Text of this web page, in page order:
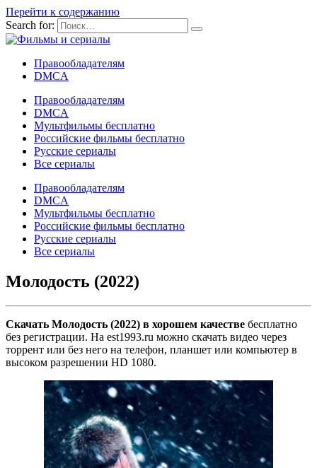
Перейти к содержанию
Search for:
Правообладателям
DMCA
Правообладателям
DMCA
Мультфильмы бесплатно
Российские фильмы бесплатно
Русские сериалы
Все сериалы
Правообладателям
DMCA
Мультфильмы бесплатно
Российские фильмы бесплатно
Русские сериалы
Все сериалы
Молодость (2022)
Скачать Молодость (2022) в хорошем качестве бесплатно
без регистрации. На est1993.ru можно скачать видео через
торрент или без него на телефон, планшет или компьютер в
высоком разрешении HD 1080.